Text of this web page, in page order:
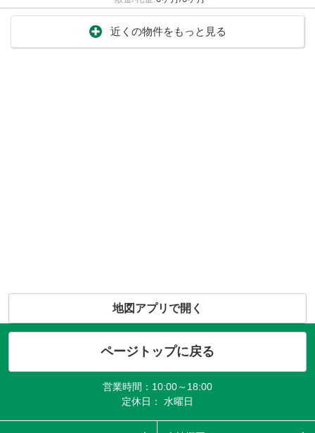
近くの物件をもっと見る
地図アプリで開く
ページトップに戻る
営業時間：10:00～18:00
定休日： 水曜日